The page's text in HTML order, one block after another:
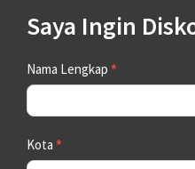
Saya Ingin
Contact
Us
Nama Lengkap *
Kota *